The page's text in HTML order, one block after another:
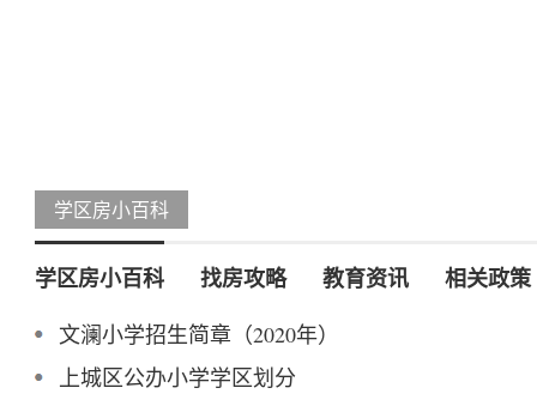
学区房小百科
学区房小百科 找房攻略 教育资讯 相关政策
文澜小学招生简章（2020年）
上城区公办小学学区划分